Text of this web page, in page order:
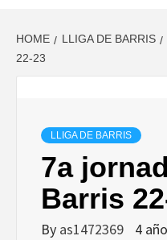
HOME LLIGA DE BARRIS
22-23
LLIGA DE BARRIS
7a
Barris
By as1472369 4